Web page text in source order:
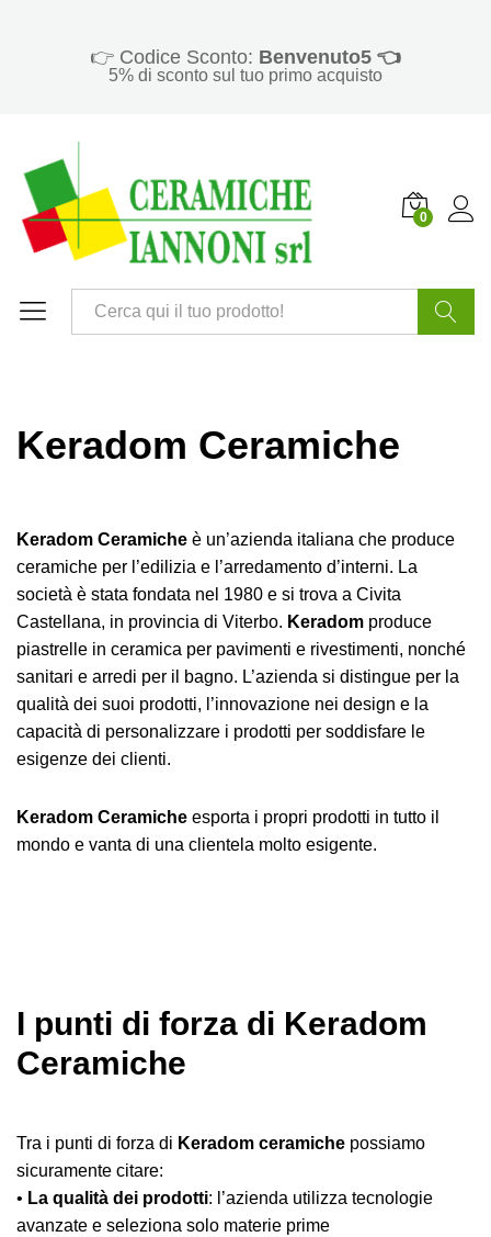
👉 Codice Sconto: Benvenuto5 👈
5% di sconto sul tuo primo acquisto
0
Keradom Ceramiche
Keradom Ceramiche è un’azienda italiana che produce
ceramiche per l’edilizia e l’arredamento d’interni. La
società è stata fondata nel 1980 e si trova a Civita
Castellana, in provincia di Viterbo. Keradom produce
piastrelle in ceramica per pavimenti e rivestimenti, nonché
sanitari e arredi per il bagno. L’azienda si distingue per la
qualità dei suoi prodotti, l’innovazione nei design e la
capacità di personalizzare i prodotti per soddisfare le
esigenze dei clienti.
Keradom Ceramiche esporta i propri prodotti in tutto il
mondo e vanta di una clientela molto esigente.
I punti di forza di Keradom
Ceramiche
Tra i punti di forza di Keradom ceramiche possiamo
sicuramente citare:
• La qualità dei prodotti: l’azienda utilizza tecnologie
avanzate e seleziona solo materie prime